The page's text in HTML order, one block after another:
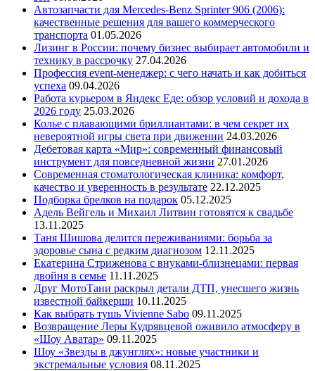
Автозапчасти для Mercedes-Benz Sprinter 906 (2006):
качественные решения для вашего коммерческого
транспорта 01.05.2026
Лизинг в России: почему бизнес выбирает автомобили и
технику в рассрочку 27.04.2026
Профессия event-менеджер: с чего начать и как добиться
успеха 09.04.2026
Работа курьером в Яндекс Еде: обзор условий и дохода в
2026 году 25.03.2026
Колье с плавающими бриллиантами: в чем секрет их
невероятной игры света при движении 24.03.2026
Дебетовая карта «Мир»: современный финансовый
инструмент для повседневной жизни 27.01.2026
Современная стоматологическая клиника: комфорт,
качество и уверенность в результате 22.12.2025
Подборка брелков на подарок 05.12.2025
Адель Вейгель и Михаил Литвин готовятся к свадьбе
13.11.2025
Таня Шишова делится переживаниями: борьба за
здоровье сына с редким диагнозом 12.11.2025
Екатерина Стриженова с внуками-близнецами: первая
двойня в семье 11.11.2025
Друг МотоТани раскрыл детали ДТП, унесшего жизнь
известной байкерши 10.11.2025
Как выбрать тушь Vivienne Sabo 09.11.2025
Возвращение Леры Кудрявцевой оживило атмосферу в
«Шоу Аватар» 09.11.2025
Шоу «Звезды в джунглях»: новые участники и
экстремальные условия 08.11.2025